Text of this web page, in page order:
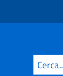
Cerca